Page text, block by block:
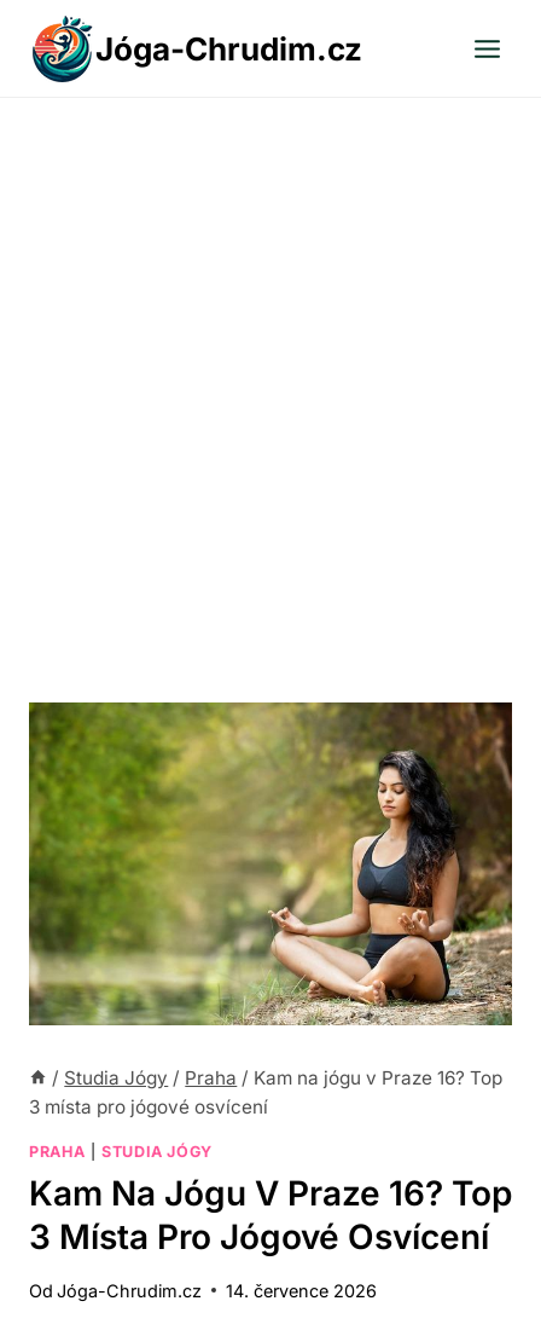
Přeskočit
obsah
Jóga-Chrudim.cz
/ Studia Jógy / Praha / Kam na jógu v Praze 16? Top
3 místa pro jógové osvícení
PRAHA |STUDIA JÓGY
Kam Na Jógu V Praze 16? Top
3 Místa Pro Jógové Osvícení
Od Jóga-Chrudim.cz 14. července 2026